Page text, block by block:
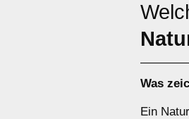
Was
Ein